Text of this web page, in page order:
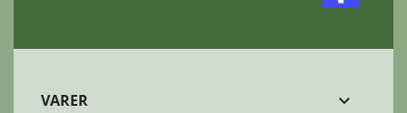
VARER 